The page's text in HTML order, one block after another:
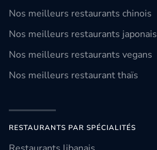
Nos meilleurs restaurants chinois
Nos meilleurs restaurants japonais
Nos meilleurs restaurants vegans
Nos meilleurs restaurant thaïs
RESTAURANTS PAR SPÉCIALITÉS